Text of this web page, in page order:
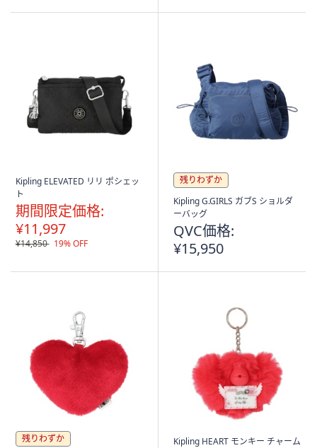
Kipling ELEVATED リリ ポシェッ
ト
期間限定価格:
¥11,997
¥14,850 19% OFF
残りわずか
Kipling G.GIRLS ガブS ショルダ
ーバッグ
QVC価格:
¥15,950
残りわずか
Kipling HEART モンキー チャーム